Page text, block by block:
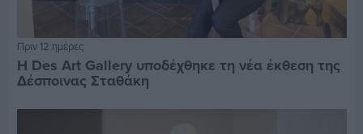
Πριν 12 ημέρες
Η Des Art Gallery υποδέχθηκε τη νέα έκθεση της
Δέσποινας Σταθάκη